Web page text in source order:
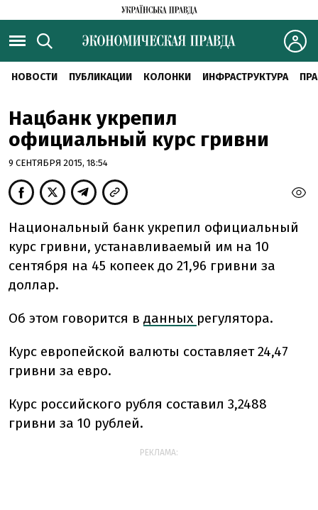
НОВОСТИ ПУБЛИКАЦИИ КОЛОНКИ ИНФРАСТРУКТУРА
Нацбанк укрепил
официальный курс гривни
9 СЕНТЯБРЯ 2015, 18:54
Национальный банк укрепил официальный
курс гривни, устанавливаемый им на 10
сентября на 45 копеек до 21,96 гривни за
доллар.
Об этом говорится в данных регулятора.
Курс европейской валюты составляет 24,47
гривни за евро.
Курс российского рубля составил 3,2488
гривни за 10 рублей.
РЕКЛАМА: